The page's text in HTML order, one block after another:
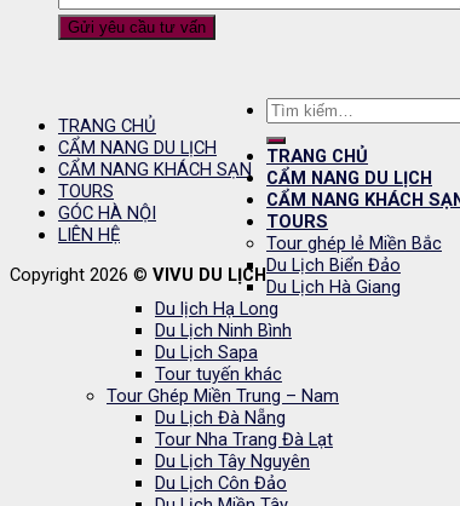
TRANG CHỦ
CẨM NANG DU LỊCH
CẨM NANG KHÁCH SẠN
TOURS
GÓC HÀ NỘI
LIÊN HỆ
Copyright 2026 © VIVU DU LỊCH
Tìm
kiếm:
TRANG CHỦ
CẨM NANG DU LỊCH
CẨM NANG KHÁCH
TOURS
Tour ghép lẻ Miền Bắc
Du Lịch Biển Đảo
Du Lịch Hà Giang
Du lịch Hạ Long
Du Lịch Ninh Bình
Du Lịch Sapa
Tour tuyến khác
Tour Ghép Miền Trung – Nam
Du Lịch Đà Nẵng
Tour Nha Trang Đà Lạt
Du Lịch Tây Nguyên
Du Lịch Côn Đảo